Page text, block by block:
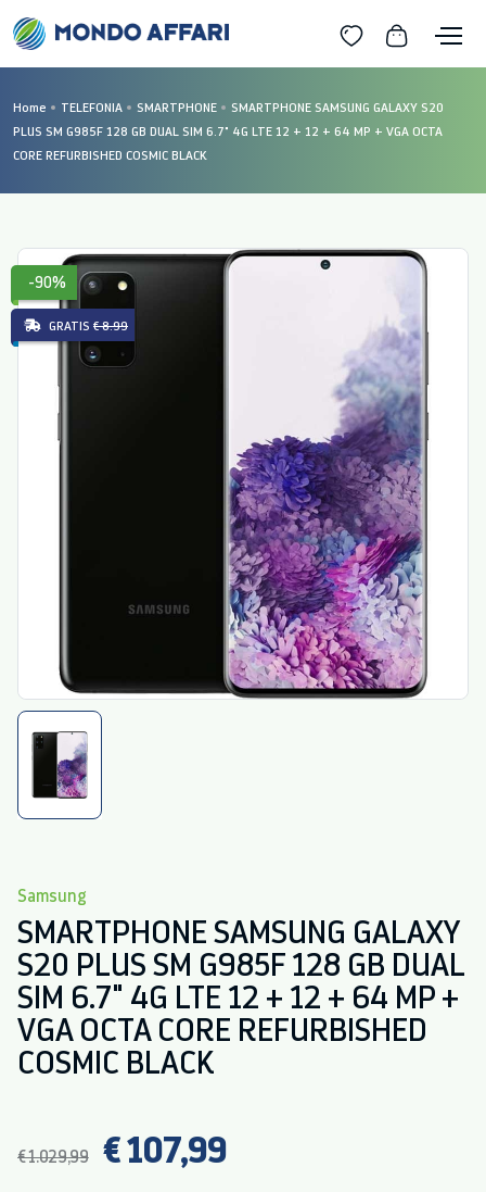
Home TELEFONIA SMARTPHONE
SMARTPHONE SAMSUNG GALAXY S20
PLUS SM G985F 128 GB DUAL SIM 6.7" 4G LTE 12 + 12 + 64 MP + VGA OCTA
CORE REFURBISHED COSMIC BLACK
-90%
GRATIS € 8.99
Samsung
SMARTPHONE SAMSUNG GALAXY
S20 PLUS SM G985F 128 GB DUAL
SIM 6.7" 4G LTE 12 + 12 + 64 MP +
VGA OCTA CORE REFURBISHED
COSMIC BLACK
€ 1.029,99 € 107,99